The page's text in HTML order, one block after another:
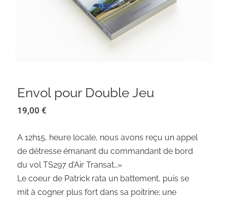
Envol pour Double Jeu
19,00€
A 12h15, heure locale, nous avons reçu un appel
de détresse émanant du commandant de bord
du vol TS297 d’Air Transat…»
Le coeur de Patrick rata un battement, puis se
mit à cogner plus fort dans sa poitrine; une